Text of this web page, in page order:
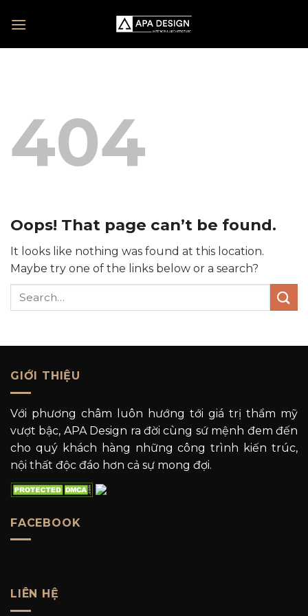
404
Oops! That page can’t be found.
It looks like nothing was found at this location.
Maybe try one of the links below or a search?
GIỚI THIỆU
Với phương châm luôn hướng tới giá trị thẩm mỹ
vượt bậc, APA Design ra đời cùng sứ mệnh đem đến
cho quý khách hàng những công trình kiến trúc,
nội thất độc đáo hơn cả sự mong đợi.
FACEBOOK
LIÊN HỆ